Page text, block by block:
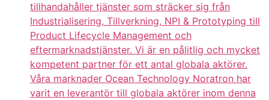
tillhandahåller tjänster som sträcker sig från
Industrialisering, Tillverkning, NPI & Prototyping till
Product Lifecycle Management och
eftermarknadstjänster. Vi är en pålitlig och mycket
kompetent partner för ett antal globala aktörer.
Våra marknader Ocean Technology Noratron har
varit en leverantör till globala aktörer inom denna